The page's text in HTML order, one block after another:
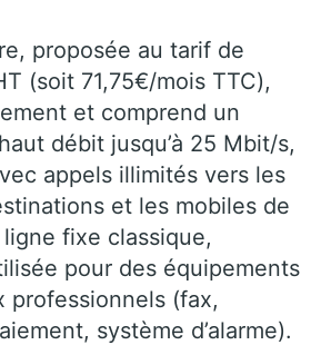
proposée au tarif de
(soit 71,75€/mois TTC),
et comprend un
débit jusqu’à 25 Mbit/s,
appels illimités vers les
et les mobiles de
fixe classique,
pour des équipements
professionnels (fax,
système d’alarme).